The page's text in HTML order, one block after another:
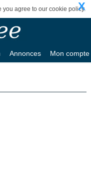
agree to our cookie policy.
X
Annonces Mon compte